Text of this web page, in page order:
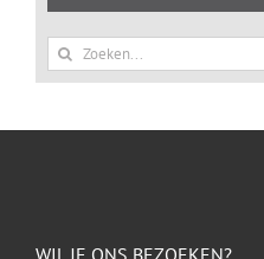
Zoeken
naar: